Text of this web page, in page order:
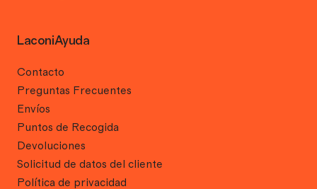
LaconiAyuda
Contacto
Preguntas Frecuentes
Envíos
Puntos de Recogida
Devoluciones
Solicitud de datos del cliente
Política de privacidad